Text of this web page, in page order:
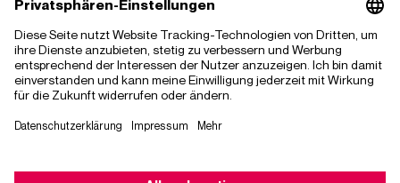
München Ingolstadt Stuttgart Magdeburg
Budapest
Szeged
Kecskemét Madrid Hyderabad
Sofia
Greenville
Impressum Datenschutzerklärung